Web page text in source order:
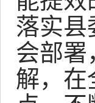
落实县
会部署
解，在